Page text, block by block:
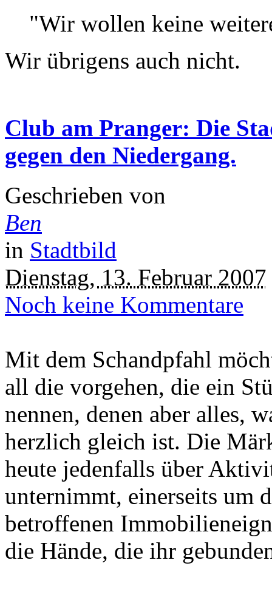
"Wir wollen keine
Wir übrigens auch nicht.
Club am Pranger: Die
gegen den Niedergang.
Geschrieben von
Ben
in Stadtbild
Dienstag, 13. Februar 2007
Noch keine Kommentare
Mit dem Schandpfahl
all die vorgehen, die ein
nennen, denen aber alles,
herzlich gleich ist. Die
heute jedenfalls über
unternimmt, einerseits um
betroffenen
die Hände, die ihr